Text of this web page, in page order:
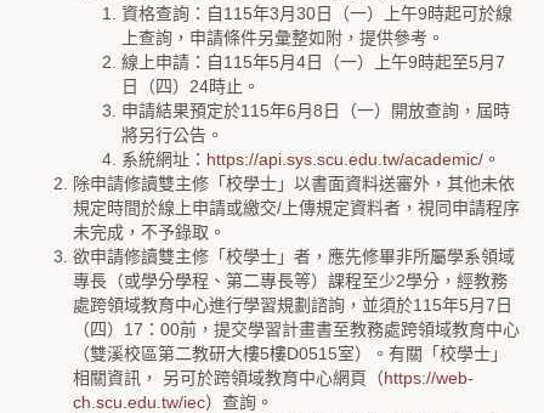
資格查詢：自115年3月30日（一）上午9時起可於線
上查詢，申請條件另彙整如附，提供參考。
線上申請：自115年5月4日（一）上午9時起至5月7
日（四）24時止。
申請結果預定於115年6月8日（一）開放查詢，屆時
將另行公告。
系統網址： https://api.sys.scu.edu.tw/academic/。
除申請修讀雙主修「校學士」以書面資料送審外，其他未依
規定時間於線上申請或繳交/上傳規定資料者，視同申請程序
未完成，不予錄取。
欲申請修讀雙主修「校學士」者，應先修畢非所屬學系領域
專長（或學分學程、第二專長等）課程至少2學分，經教務
處跨領域教育中心進行學習規劃諮詢，並須於115年5月7日
（四）17：00前，提交學習計畫書至教務處跨領域教育中心
（雙溪校區第二教研大樓5樓D0515室）。有關「校學士」
相關資訊， 另可於跨領域教育中心網頁（https://web-
ch.scu.edu.tw/iec）查詢。